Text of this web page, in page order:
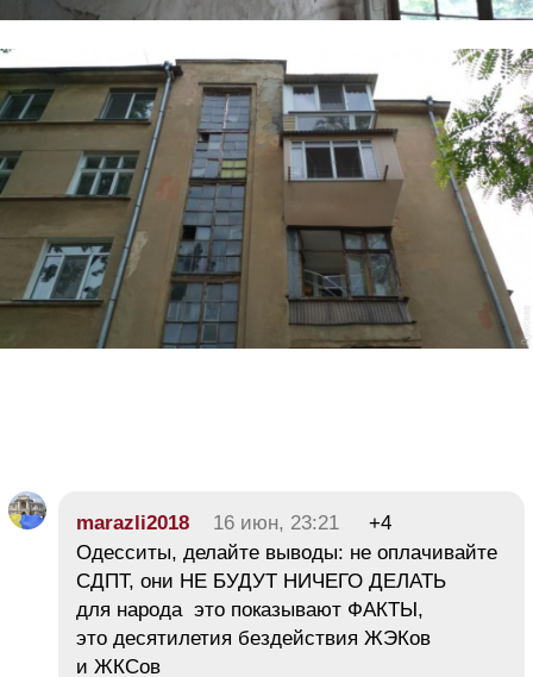
marazli2018 16 июн, 23:21
+4
Одесситы, делайте выводы: не оплачивайте
СДПТ, они НЕ БУДУТ НИЧЕГО ДЕЛАТЬ
для народа это показывают ФАКТЫ,
это десятилетия бездействия ЖЭКов
и ЖКСов